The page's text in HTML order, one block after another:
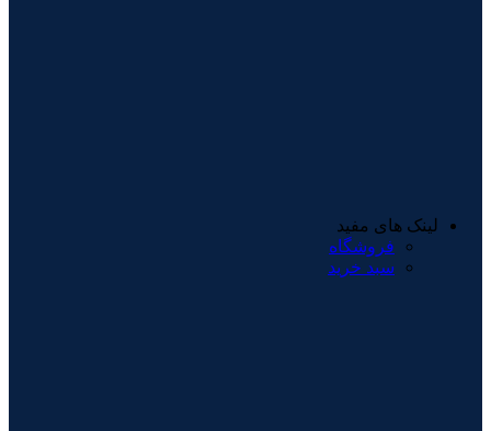
لینک های مفید
فروشگاه
سبد خرید